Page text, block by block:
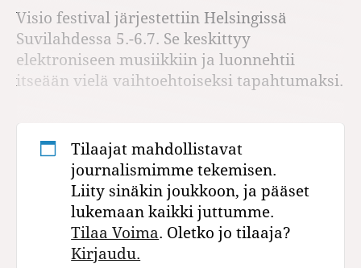
Visio festival järjestettiin Helsingissä
Suvilahdessa 5.-6.7. Se keskittyy
elektroniseen musiikkiin ja luonnehtii
itseään vielä vaihtoehtoiseksi tapahtumaksi.
Tilaajat mahdollistavat
journalismimme tekemisen.
Liity sinäkin joukkoon, ja pääset
lukemaan kaikki juttumme.
Tilaa Voima. Oletko jo tilaaja?
Kirjaudu.